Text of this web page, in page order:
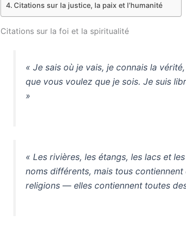
Citations sur la justice, la paix et l’humanité
Citations sur la foi et la spiritualité
« Je sais où je vais, je connais la
que vous voulez que je sois. Je suis
»
« Les rivières, les étangs, les lacs et
noms différents, mais tous contiennent
religions — elles contiennent toutes